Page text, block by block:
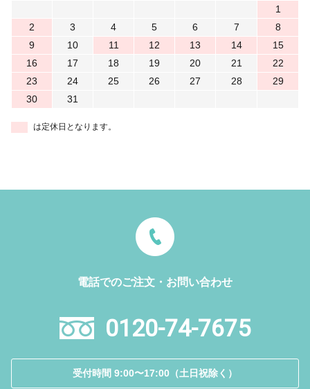
1
2
3 4 5 6 7
8
9
10 11 12 13 14
15
16
17 18 19 20 21
22
23
24 25 26 27 28
29
30
31
は定休日となります。
電話でのご注文・お問い合わせ
0120-74-7675
受付時間 9:00〜17:00（土日祝除く）